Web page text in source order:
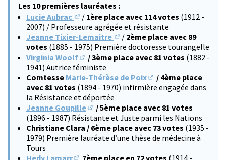
Les 10 premières lauréates :
Lucie Aubrac
(S'ouvre dans un nouvel onglet)
/ 1ère place avec 114 votes (1912 -
2007) / Professeure agrégée et résistante
Jeanne Tixier-Lemaitre
(S'ouvre dans un nouvel onglet)
/ 2ème place avec 89
votes (1885 - 1975) Première doctoresse tourangelle
Virginia Woolf
(S'ouvre dans un nouvel onglet)
/ 3ème place avec 81 votes (1882 -
1941) Autrice féministe
Comtesse Marie-Thérèse de Poix
(S'ouvre dans un
/ 4ème place
avec 81 votes (1894 - 1970) infirmière engagée dans
la Résistance et déportée
Jeanne Goupille
(S'ouvre dans un nouvel onglet)
/ 5ème place avec 81 votes
(1896 - 1987) Résistante et Juste parmi les Nations
Christiane Clara / 6ème place avec 73 votes (1935 -
1979) Première lauréate d’une thèse de médecine à
Tours
Hedy Lamarr
7ème place en 72 votes (1914 -